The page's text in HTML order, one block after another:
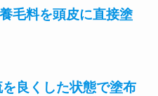
毛料を頭皮に直接塗
良くした状態で塗布